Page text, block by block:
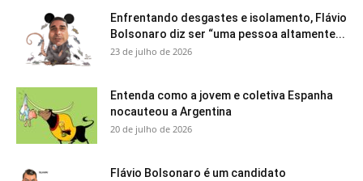
Enfrentando desgastes e isolamento, Flávio
Bolsonaro diz ser “uma pessoa altamente...
23 de julho de 2026
Entenda como a jovem e coletiva Espanha
nocauteou a Argentina
20 de julho de 2026
Flávio Bolsonaro é um candidato